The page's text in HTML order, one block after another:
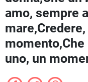
amo, sempre
uno, un